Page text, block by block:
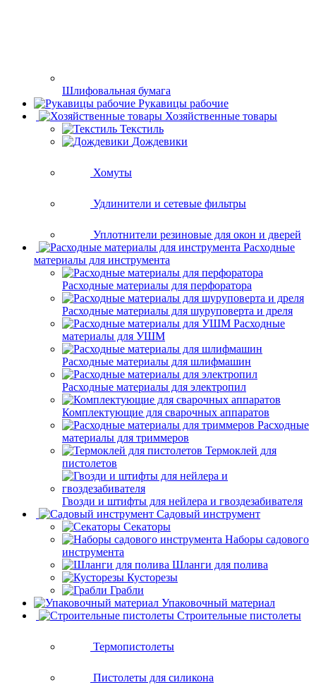
Шлифовальная бумага
Рукавицы рабочие
Хозяйственные товары
Текстиль
Дождевики
Хомуты
Удлинители и сетевые фильтры
Уплотнители резиновые для окон и дверей
Расходные
материалы для инструмента
Расходные материалы для перфоратора
Расходные материалы для шуруповерта и дреля
Расходные
материалы для УШМ
Расходные материалы для шлифмашин
Расходные материалы для электропил
Комплектующие для сварочных аппаратов
Расходные
материалы для триммеров
Термоклей для
пистолетов
Гвозди и штифты для нейлера и гвоздезабивателя
Садовый инструмент
Секаторы
Наборы садового
инструмента
Шланги для полива
Кусторезы
Грабли
Упаковочный материал
Строительные пистолеты
Термопистолеты
Пистолеты для силикона